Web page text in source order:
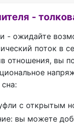
-
- ожидайте
поток в
отношения, вы
с открытым
вы можете